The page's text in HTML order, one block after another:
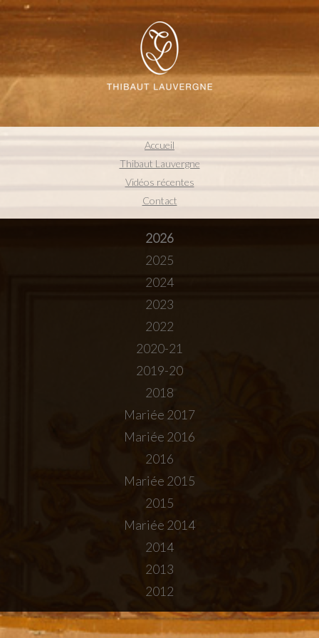
Accueil
Thibaut Lauvergne
Vidéos récentes
Contact
2026
2025
2024
2023
2022
2020-21
2019-20
2018
Mariée 2017
Mariée 2016
2016
Mariée 2015
2015
Mariée 2014
2014
2013
2012